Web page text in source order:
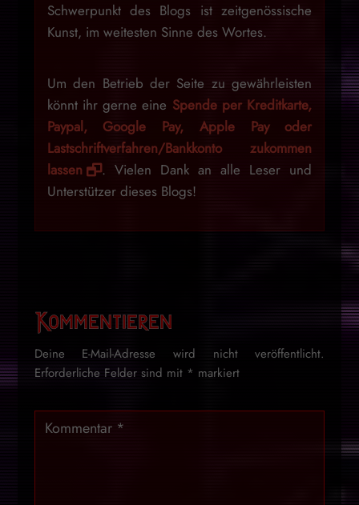
Schwerpunkt des Blogs ist zeitgenössische
Kunst, im weitesten Sinne des Wortes.
Um den Betrieb der Seite zu gewährleisten
könnt ihr gerne eine Spende per Kreditkarte,
Paypal, Google Pay, Apple Pay oder
Lastschriftverfahren/Bankkonto zukommen
lassen
. Vielen Dank an alle Leser und
Unterstützer dieses Blogs!
Kommentieren
Deine E-Mail-Adresse wird nicht veröffentlicht.
Erforderliche Felder sind mit * markiert